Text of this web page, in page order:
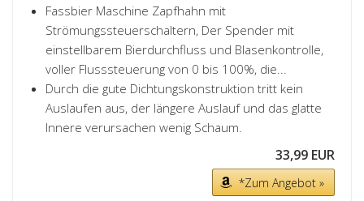
Fassbier Maschine Zapfhahn mit
Strömungssteuerschaltern, Der Spender mit
einstellbarem Bierdurchfluss und Blasenkontrolle,
voller Flusssteuerung von 0 bis 100%, die...
Durch die gute Dichtungskonstruktion tritt kein
Auslaufen aus, der längere Auslauf und das glatte
Innere verursachen wenig Schaum.
33,99 EUR
*Zum Angebot »